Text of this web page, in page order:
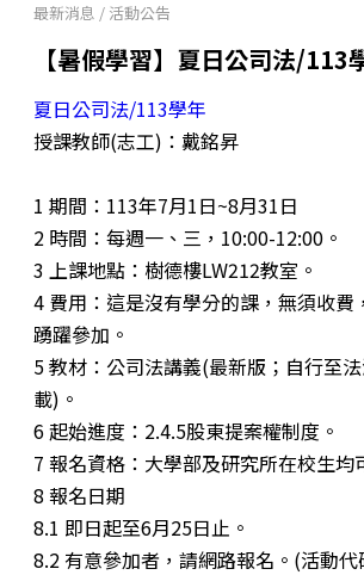
最新消息 / 活動公告
【暑假學習】夏日公司法/113
夏日公司法/113學年
授課教師(志工)：戴銘昇
1 期間：113年7月1日~8月31日
2 時間：每週一、三，10:00-12:00。
3 上課地點：樹德樓LW212教室。
4 費用：這是沒有學分的課，無須收費
踴躍參加。
5教材：公司法講義(最新版；自行至
載)。
6起始進度：2.4.5股東提案權制度。
7 報名資格：大學部及研究所在校生均
8 報名日期
8.1 即日起至6月25日止。
8.2 有意參加者，請網路報名。(活動